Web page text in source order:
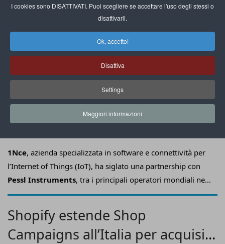
I cookies sono DISATTIVATI. Puoi scegliere se accettare l'uso degli stessi o
disattivarli.
Ok, accetto!
Disattiva
Settings
Maggiori informazioni
1Nce, azienda specializzata in software e connettività per
l’Internet of Things (IoT), ha siglato una partnership con
Pessl Instruments, tra i principali operatori mondiali nel
settore dell’agricoltura intelligente, per estendere anche al
soluzione progettata persupportare gli agricoltori con
dati affidabili e strumenti avanzati per il
Shopify estende Shop
Campaigns all’Italia per acquisire